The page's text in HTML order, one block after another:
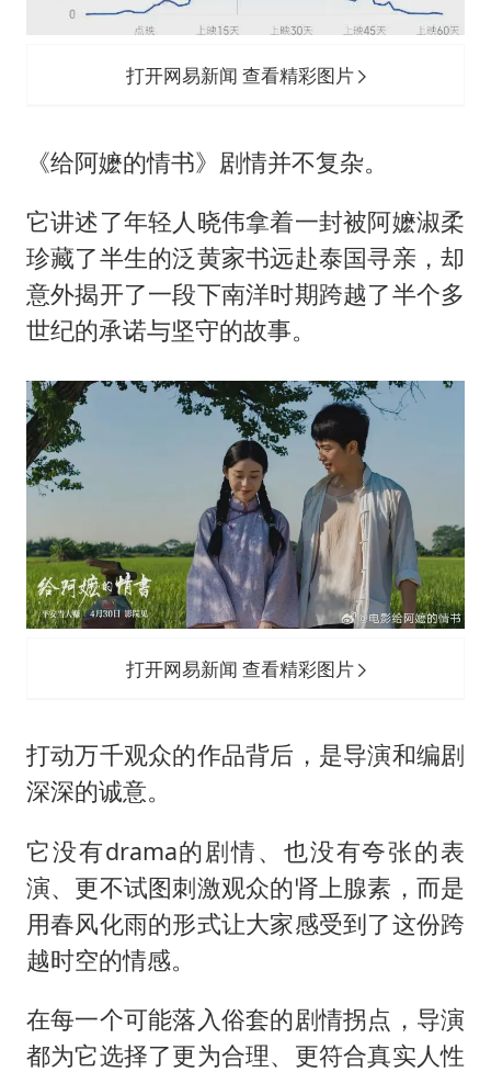
打开网易新闻 查看精彩图片
《给阿嬷的情书》剧情并不复杂。
它讲述了年轻人晓伟拿着一封被阿嬷淑柔
珍藏了半生的泛黄家书远赴泰国寻亲，却
意外揭开了一段下南洋时期跨越了半个多
世纪的承诺与坚守的故事。
打开网易新闻 查看精彩图片
打动万千观众的作品背后，是导演和编剧
深深的诚意。
它没有drama的剧情、也没有夸张的表
演、更不试图刺激观众的肾上腺素，而是
用春风化雨的形式让大家感受到了这份跨
越时空的情感。
在每一个可能落入俗套的剧情拐点，导演
都为它选择了更为合理、更符合真实人性